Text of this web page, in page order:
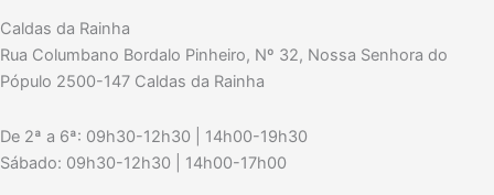
Caldas da Rainha
Rua Columbano Bordalo Pinheiro, Nº 32, Nossa Senhora do
Pópulo 2500-147 Caldas da Rainha
De 2ª a 6ª: 09h30-12h30 | 14h00-19h30
Sábado: 09h30-12h30 | 14h00-17h00